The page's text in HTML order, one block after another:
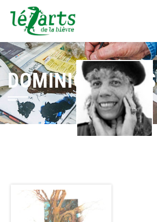
DOMINIQUE GAIS